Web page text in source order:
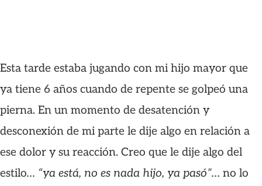
Esta tarde estaba jugando con mi hijo mayor que
ya tiene 6 años cuando de repente se golpeó una
pierna. En un momento de desatención y
desconexión de mi parte le dije algo en relación a
ese dolor y su reacción. Creo que le dije algo del
estilo… “ya está, no es nada hijo, ya pasó”… no lo